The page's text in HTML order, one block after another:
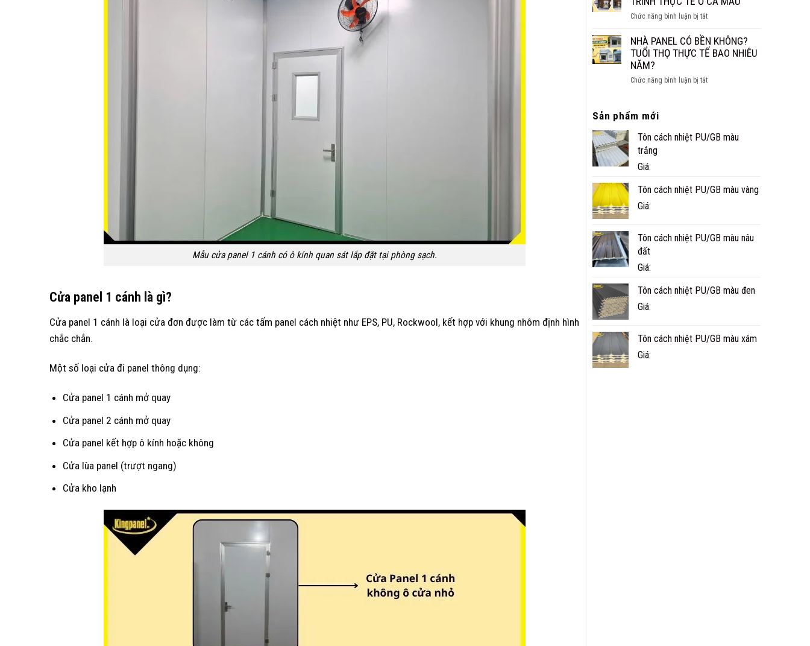
Mẫu cửa panel 1 cánh có ô kính quan sát lắp đặt tại phòng sạch.
Cửa panel 1 cánh là gì?
Cửa panel 1 cánh là loại cửa đơn được làm từ các tấm panel cách nhiệt như EPS, PU, Rockwool, kết hợp với khung nhôm định hình
chắc chắn.
Một số loại cửa đi panel thông dụng:
Cửa panel 1 cánh mở quay
Cửa panel 2 cánh mở quay
Cửa panel kết hợp ô kính hoặc không
Cửa lùa panel (trượt ngang)
Cửa kho lạnh
NHỎ
ĐẸP,
VÀ
TIỆN
CHO
TRẦN
Chức năng bình luận bị tắtở
PANEL
TÔN
TRÌNH
MAU
NHÀ PANEL CÓ BỀN KHÔNG?
TUỔI THỌ THỰC TẾ BAO NHIÊU
NĂM?
Chức năng bình luận bị tắtở
KHÔNG?
BAO
Sản phẩm mới
Tôn cách nhiệt PU/GB màu
trắng
Giá:
Tôn cách nhiệt PU/GB màu vàng
Giá:
Tôn cách nhiệt PU/GB màu nâu
đất
Giá:
Tôn cách nhiệt PU/GB màu đen
Giá:
Tôn cách nhiệt PU/GB màu xám
Giá: